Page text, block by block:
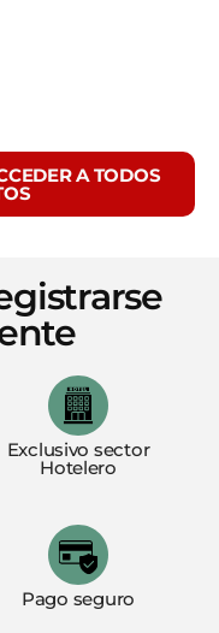
A TODOS
Exclusivo sector
Hotelero
Pago seguro